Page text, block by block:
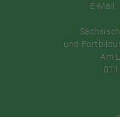
E-
und
Am